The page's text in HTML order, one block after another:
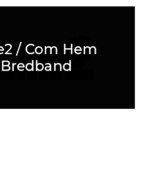
/ Com Hem
Bredband